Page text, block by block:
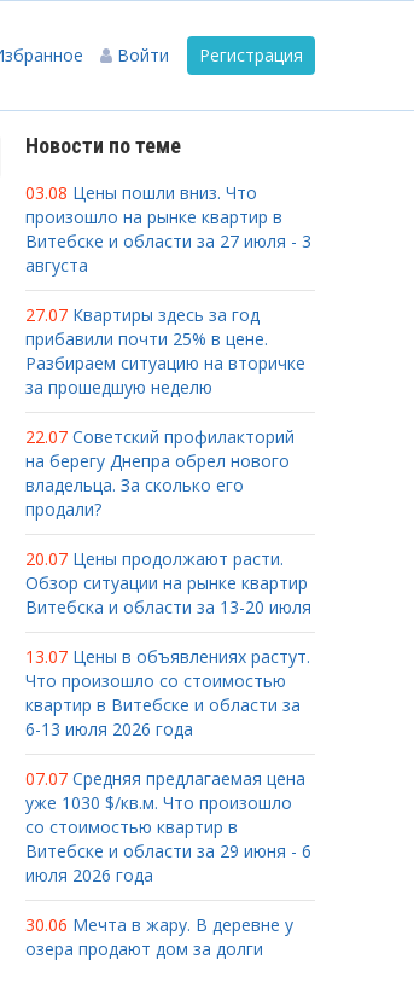
Регистрация
Войти
Новости по теме
03.08 Цены пошли вниз. Что
произошло на рынке квартир в
Витебске и области за 27 июля - 3
августа
27.07 Квартиры здесь за год
прибавили почти 25% в цене.
Разбираем ситуацию на вторичке
за прошедшую неделю
22.07 Советский профилакторий
на берегу Днепра обрел нового
владельца. За сколько его
продали?
20.07 Цены продолжают расти.
Обзор ситуации на рынке квартир
Витебска и области за 13-20 июля
13.07 Цены в объявлениях растут.
Что произошло со стоимостью
квартир в Витебске и области за
6-13 июля 2026 года
07.07 Средняя предлагаемая цена
уже 1030 $/кв.м. Что произошло
со стоимостью квартир в
Витебске и области за 29 июня - 6
июля 2026 года
30.06 Мечта в жару. В деревне у
озера продают дом за долги